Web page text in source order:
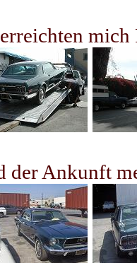
der Ankunft